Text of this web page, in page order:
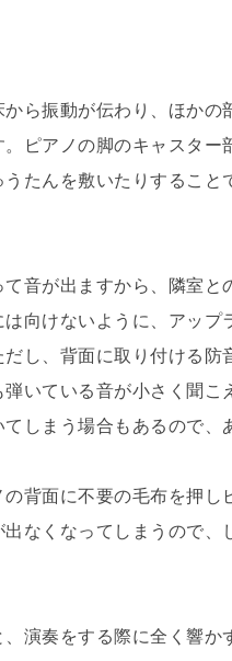
ら振動が伝わり、ほかの
ピアノの脚のキャスター
たんを敷いたりすること
音が出ますから、隣室と
向けないように、アップ
し、背面に取り付ける防
いている音が小さく聞こ
しまう場合もあるので、
背面に不要の毛布を押し
なくなってしまうので、
演奏をする際に全く響か